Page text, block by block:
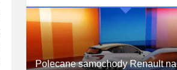
Polecane samochody Renault na